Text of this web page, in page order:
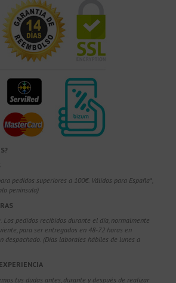
pedidos superiores a 100€. Válidos para España*,
península)
Los pedidos recibidos durante el día, normalmente
para ser entregados en 48-72 horas en
despachado. (Días laborales hábiles de lunes a
tus dudas antes, durante y después de realizar